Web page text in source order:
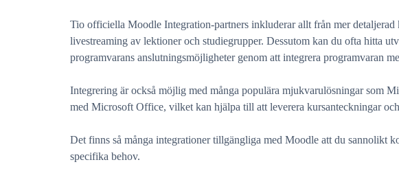
Tio officiella Moodle Integration-partners inkluderar allt från mer detaljerad
livestreaming av lektioner och studiegrupper. Dessutom kan du ofta hitta
programvarans anslutningsmöjligheter genom att integrera programvaran
Integrering är också möjlig med många populära mjukvarulösningar som
med Microsoft Office, vilket kan hjälpa till att leverera kursanteckningar
Det finns så många integrationer tillgängliga med Moodle att du sannolikt
specifika behov.